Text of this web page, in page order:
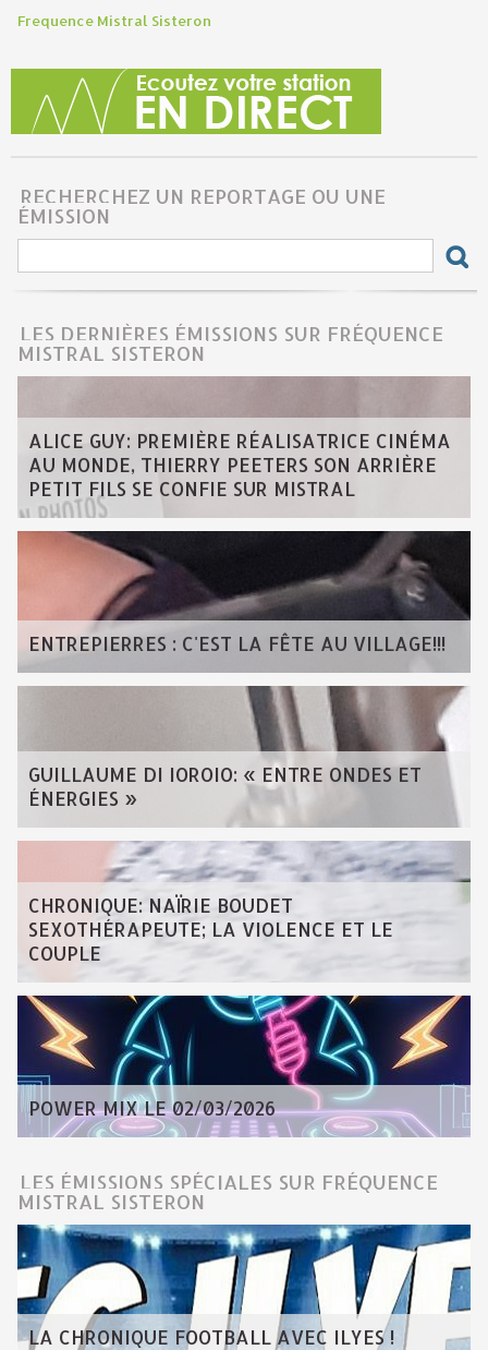
Frequence Mistral Sisteron
RECHERCHEZ UN REPORTAGE OU UNE
ÉMISSION
LES DERNIÈRES ÉMISSIONS SUR FRÉQUENCE
MISTRAL SISTERON
ALICE GUY: PREMIÈRE RÉALISATRICE CINÉMA
AU MONDE, THIERRY PEETERS SON ARRIÈRE
PETIT FILS SE CONFIE SUR MISTRAL
ENTREPIERRES : C'EST LA FÊTE AU VILLAGE!!!
GUILLAUME DI IOROIO: « ENTRE ONDES ET
ÉNERGIES »
CHRONIQUE: NAÏRIE BOUDET
SEXOTHÉRAPEUTE; LA VIOLENCE ET LE
COUPLE
POWER MIX LE 02/03/2026
LES ÉMISSIONS SPÉCIALES SUR FRÉQUENCE
MISTRAL SISTERON
LA CHRONIQUE FOOTBALL AVEC ILYES !